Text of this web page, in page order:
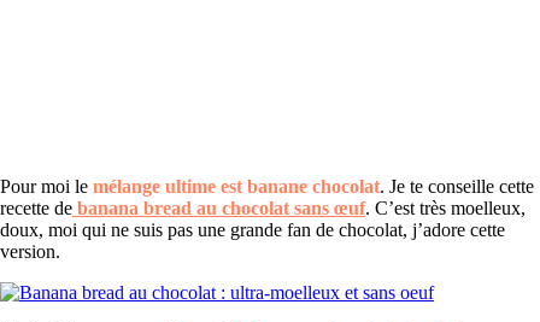
Pour moi le mélange ultime est banane chocolat. Je te conseille cette
recette de banana bread au chocolat sans œuf. C’est très moelleux,
doux, moi qui ne suis pas une grande fan de chocolat, j’adore cette
version.